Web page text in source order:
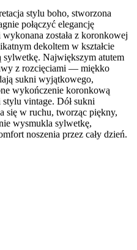
stylu boho, stworzona
połączyć elegancję
została z koronkowej
dekoltem w kształcie
sylwetkę. Największym atutem
z rozcięciami — miękko
sukni wyjątkowego,
wykończenie koronkową
stylu vintage. Dół sukni
się w ruchu, tworząc piękny,
wysmukla sylwetkę,
noszenia przez cały dzień.